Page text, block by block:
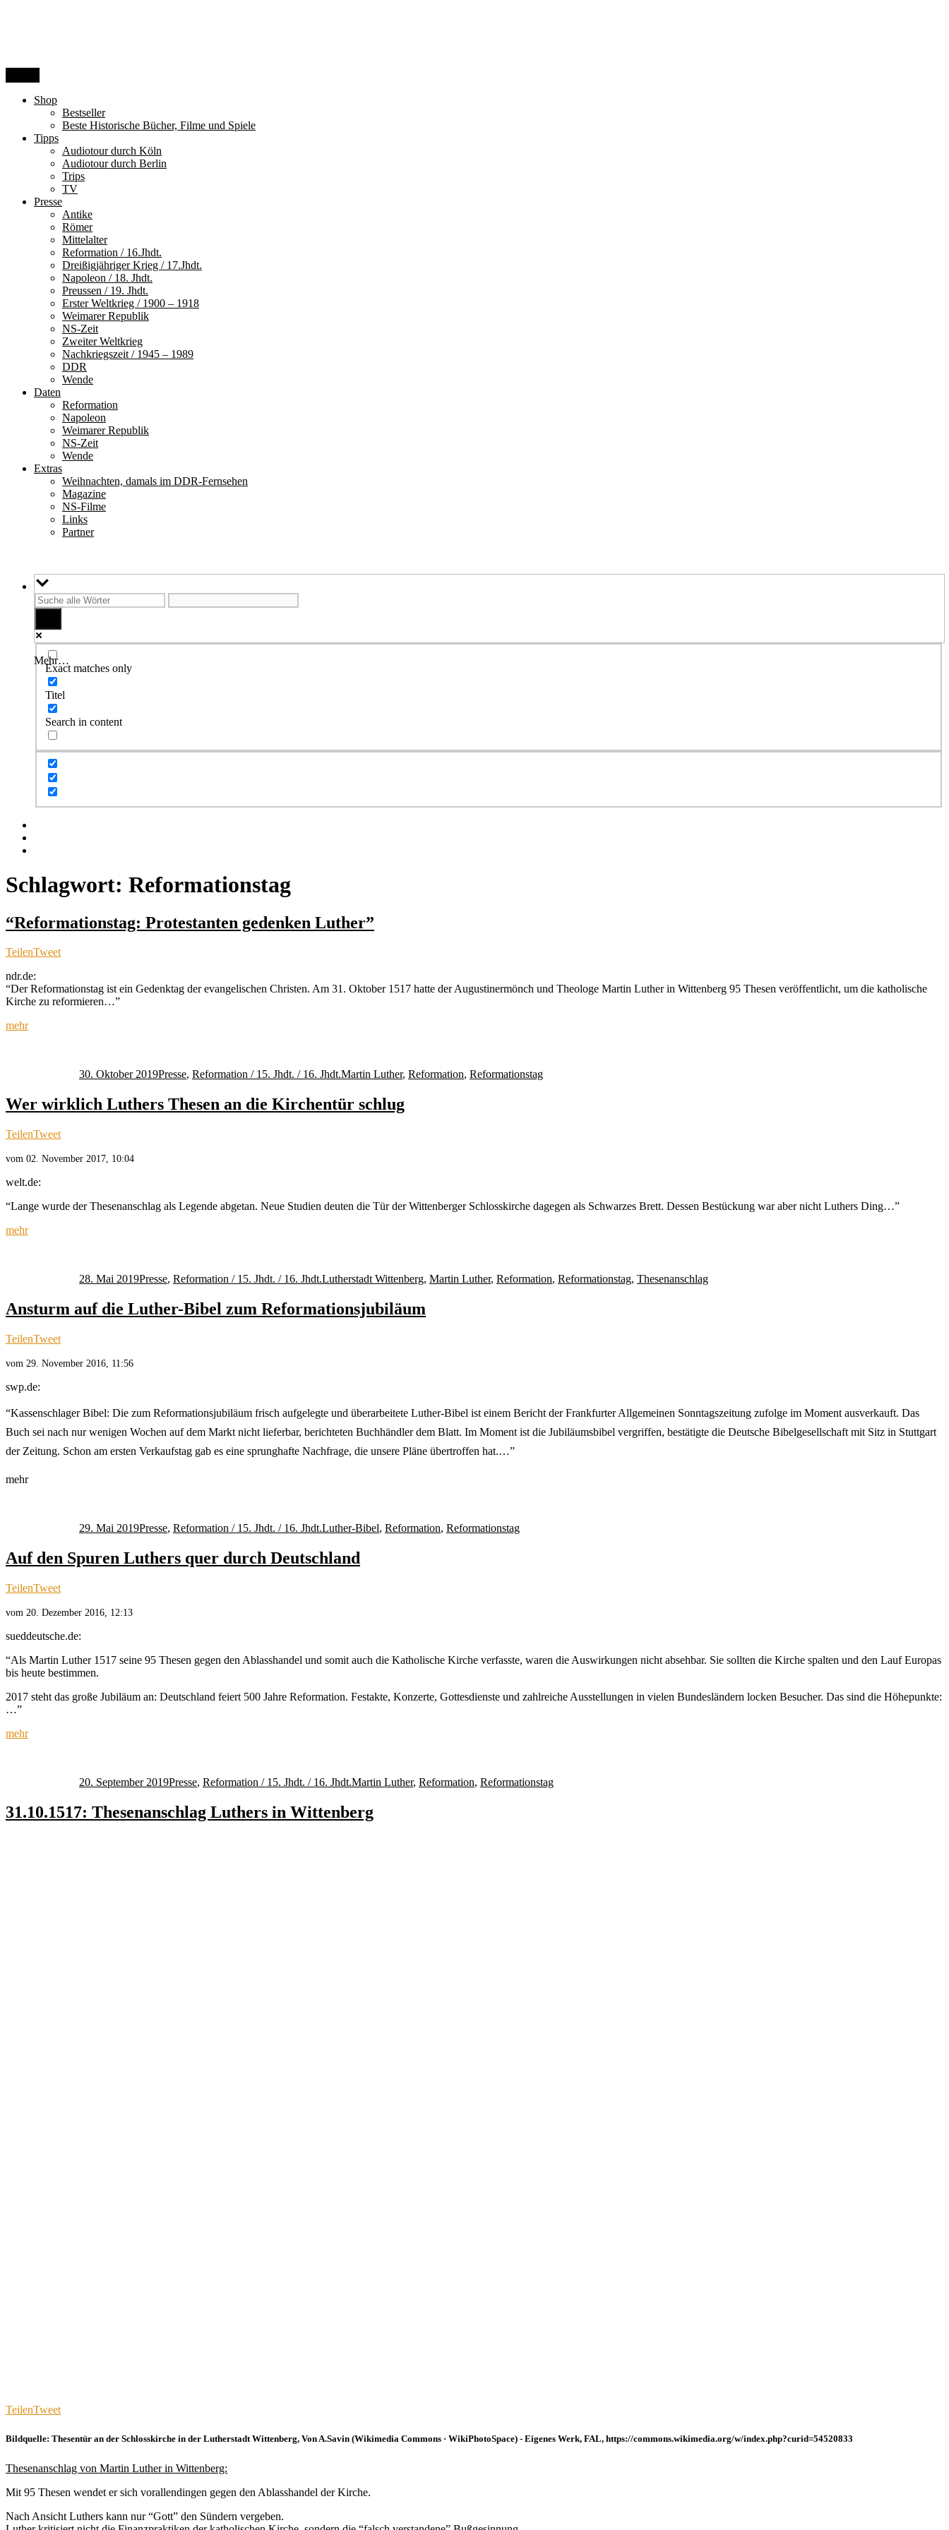
Shop
Bestseller
Beste Historische Bücher, Filme und Spiele
Tipps
Audiotour durch Köln
Audiotour durch Berlin
Trips
TV
Presse
Antike
Römer
Mittelalter
Reformation / 16.Jhdt.
Dreißigjähriger Krieg / 17.Jhdt.
Napoleon / 18. Jhdt.
Preussen / 19. Jhdt.
Erster Weltkrieg / 1900 – 1918
Weimarer Republik
NS-Zeit
Zweiter Weltkrieg
Nachkriegszeit / 1945 – 1989
DDR
Wende
Daten
Reformation
Napoleon
Weimarer Republik
NS-Zeit
Wende
Extras
Weihnachten, damals im DDR-Fernsehen
Magazine
NS-Filme
Links
Partner
Mehr…
Exact matches only
Titel
Search in content
Schlagwort: Reformationstag
“Reformationstag: Protestanten gedenken Luther”
TeilenTweet
ndr.de:
“Der Reformationstag ist ein Gedenktag der evangelischen Christen. Am 31. Oktober 1517 hatte der Augustinermönch und Theologe Martin Luther in Wittenberg 95 Thesen veröffentlicht, um die katholische
Kirche zu reformieren…”
mehr
30. Oktober 2019Presse, Reformation / 15. Jhdt. / 16. Jhdt.Martin Luther, Reformation, Reformationstag
Wer wirklich Luthers Thesen an die Kirchentür schlug
TeilenTweet
vom 02. November 2017, 10:04
welt.de:
“Lange wurde der Thesenanschlag als Legende abgetan. Neue Studien deuten die Tür der Wittenberger Schlosskirche dagegen als Schwarzes Brett. Dessen Bestückung war aber nicht Luthers Ding…”
mehr
28. Mai 2019Presse, Reformation / 15. Jhdt. / 16. Jhdt.Lutherstadt Wittenberg, Martin Luther, Reformation, Reformationstag, Thesenanschlag
Ansturm auf die Luther-Bibel zum Reformationsjubiläum
TeilenTweet
vom 29. November 2016, 11:56
swp.de:
“Kassenschlager Bibel: Die zum Reformationsjubiläum frisch aufgelegte und überarbeitete Luther-Bibel ist einem Bericht der Frankfurter Allgemeinen Sonntagszeitung zufolge im Moment ausverkauft. Das
Buch sei nach nur wenigen Wochen auf dem Markt nicht lieferbar, berichteten Buchhändler dem Blatt. Im Moment ist die Jubiläumsbibel vergriffen, bestätigte die Deutsche Bibelgesellschaft mit Sitz in Stuttgart
der Zeitung. Schon am ersten Verkaufstag gab es eine sprunghafte Nachfrage, die unsere Pläne übertroffen hat.…”
mehr
29. Mai 2019Presse, Reformation / 15. Jhdt. / 16. Jhdt.Luther-Bibel, Reformation, Reformationstag
Auf den Spuren Luthers quer durch Deutschland
TeilenTweet
vom 20. Dezember 2016, 12:13
sueddeutsche.de:
“Als Martin Luther 1517 seine 95 Thesen gegen den Ablasshandel und somit auch die Katholische Kirche verfasste, waren die Auswirkungen nicht absehbar. Sie sollten die Kirche spalten und den Lauf Europas
bis heute bestimmen.
2017 steht das große Jubiläum an: Deutschland feiert 500 Jahre Reformation. Festakte, Konzerte, Gottesdienste und zahlreiche Ausstellungen in vielen Bundesländern locken Besucher. Das sind die Höhepunkte:
…”
mehr
20. September 2019Presse, Reformation / 15. Jhdt. / 16. Jhdt.Martin Luther, Reformation, Reformationstag
31.10.1517: Thesenanschlag Luthers in Wittenberg
TeilenTweet
Bildquelle: Thesentür an der Schlosskirche in der Lutherstadt Wittenberg, Von A.Savin (Wikimedia Commons · WikiPhotoSpace) - Eigenes Werk, FAL, https://commons.wikimedia.org/w/index.php?curid=54520833
Thesenanschlag von Martin Luther in Wittenberg:
Mit 95 Thesen wendet er sich vorallendingen gegen den Ablasshandel der Kirche.
Nach Ansicht Luthers kann nur “Gott” den Sündern vergeben.